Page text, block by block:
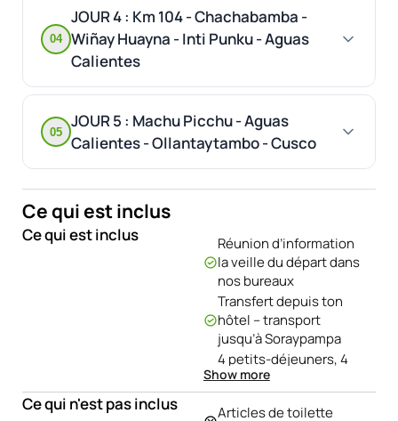
04
JOUR 4 : Km 104 - Chachabamba -
Wiñay Huayna - Inti Punku - Aguas
Calientes
05
JOUR 5 : Machu Picchu - Aguas
Calientes - Ollantaytambo - Cusco
Ce qui est inclus
Ce qui est inclus
Réunion d’information
la veille du départ dans
nos bureaux
Transfert depuis ton
hôtel – transport
jusqu’à Soraypampa
4 petits-déjeuners, 4
déjeuners et 4 dîners
(option végétarienne
disponible)
Show more
Ce qui n'est pas inclus Articles de toilette